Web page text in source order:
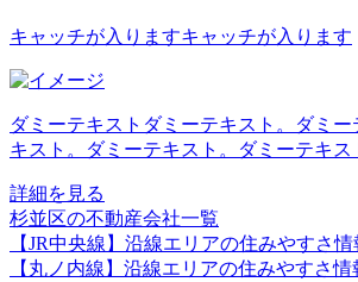
キャッチが入りますキャッチが入ります
ダミーテキストダミーテキスト。ダミ
キスト。ダミーテキスト。ダミーテキス
詳細を見る
杉並区の不動産会社一覧
【JR中央線】沿線エリアの住みやすさ情
【丸ノ内線】沿線エリアの住みやすさ情